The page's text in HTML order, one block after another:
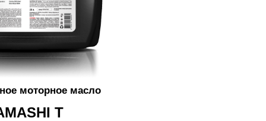
T
моторное масло